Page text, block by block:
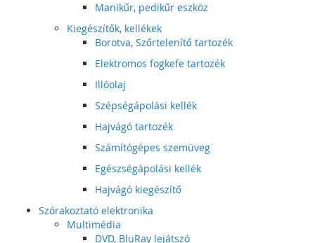
Manikűr, pedikűr eszköz
Kiegészítők, kellékek
Borotva, Szőrtelenítő tartozék
Elektromos fogkefe tartozék
Illóolaj
Szépségápolási kellék
Hajvágó tartozék
Számítógépes szemüveg
Egészségápolási kellék
Hajvágó kiegészítő
Szórakoztató elektronika
Multimédia
DVD, BluRay lejátszó